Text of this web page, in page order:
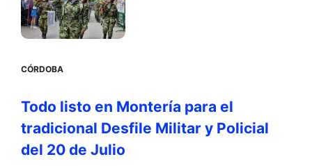
CÓRDOBA
Todo listo en Montería para el
tradicional Desfile Militar y Policial
del 20 de Julio